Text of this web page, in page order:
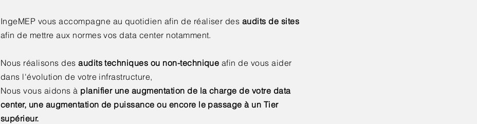
IngeMEP vous accompagne au quotidien afin de réaliser des audits de sites
afin de mettre aux normes vos data center notamment.
Nous réalisons desaudits techniques ou non-technique afin de vous aider
dans l'évolution de votre infrastructure,
Nous vous aidons à planifier une augmentation de la charge de votre data
center, une augmentation de puissance ou encore le passage à un Tier
supérieur.